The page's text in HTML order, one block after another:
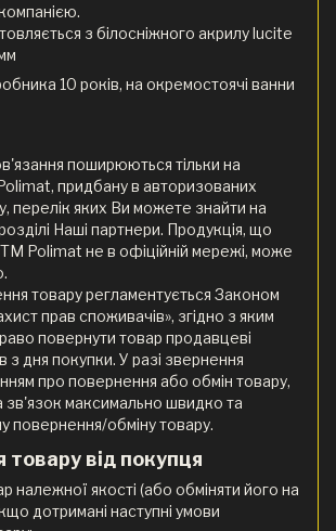
з білосніжного акрилу lucite
10 років, на окремостоячі ванни
поширюються тільки на
придбану в авторизованих
перелік яких Ви можете знайти на
Наші партнери. Продукція, що
ТМ Polimat не в офіційній мережі, може
товару регламентується Законом
прав споживачів», згідно з яким
повернути товар продавцеві
з дня покупки. У разі звернення
про повернення або обмін товару,
зв'язок максимально швидко та
повернення/обміну товару.
товару від покупця
належної якості (або обміняти його на
дотримані наступні умови